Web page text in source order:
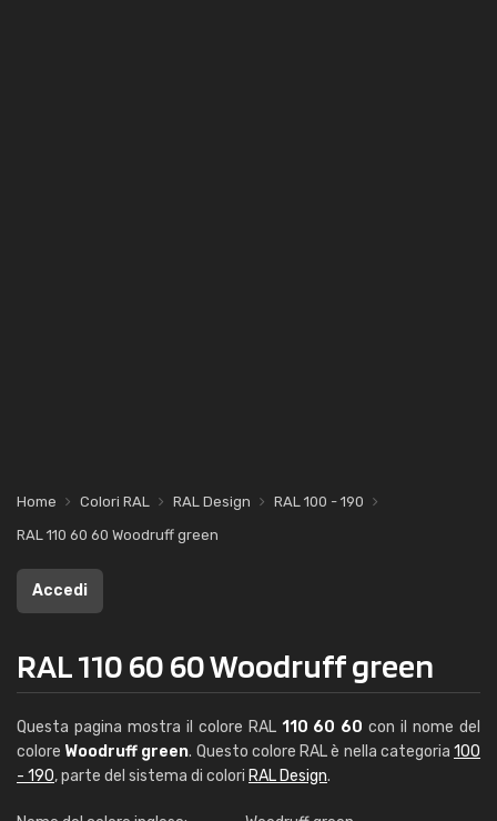
Home Colori RAL RAL Design
RAL 100 - 190
RAL 110 60 60 Woodruff green
Accedi
RAL 110 60 60 Woodruff green
Questa pagina mostra il colore RAL 110 60 60 con il nome del
colore Woodruff green. Questo colore RAL è nella categoria100
- 190, parte del sistema di colori RAL Design.